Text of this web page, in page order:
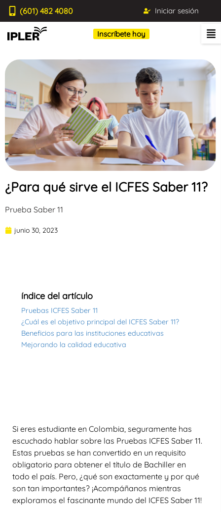
(601) 482 4080 Iniciar sesión
Inscríbete hoy
¿Para qué sirve el ICFES Saber 11?
Prueba Saber 11
junio 30, 2023
índice del artículo
Pruebas ICFES Saber 11
¿Cuál es el objetivo principal del ICFES Saber 11?
Beneficios para las instituciones educativas
Mejorando la calidad educativa
Si eres estudiante en Colombia, seguramente has
escuchado hablar sobre las Pruebas ICFES Saber 11.
Estas pruebas se han convertido en un requisito
obligatorio para obtener el título de Bachiller en
todo el país. Pero, ¿qué son exactamente y por qué
son tan importantes? ¡Acompáñanos mientras
exploramos el fascinante mundo del ICFES Saber 11!